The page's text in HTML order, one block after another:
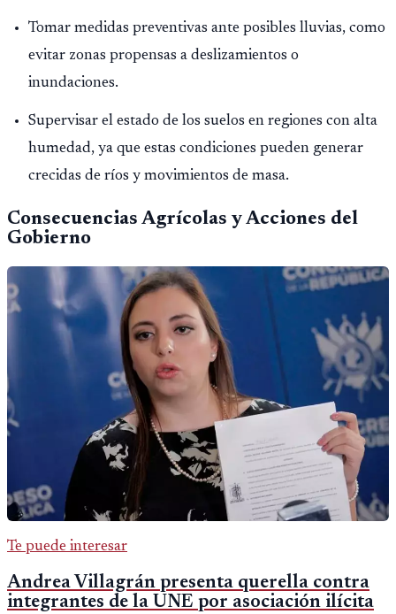
Tomar medidas preventivas ante posibles lluvias, como
evitar zonas propensas a deslizamientos o
inundaciones.
Supervisar el estado de los suelos en regiones con alta
humedad, ya que estas condiciones pueden generar
crecidas de ríos y movimientos de masa.
Consecuencias Agrícolas y Acciones del
Gobierno
Te puede interesar
Andrea Villagrán presenta querella contra
integrantes de la UNE por asociación ilícita